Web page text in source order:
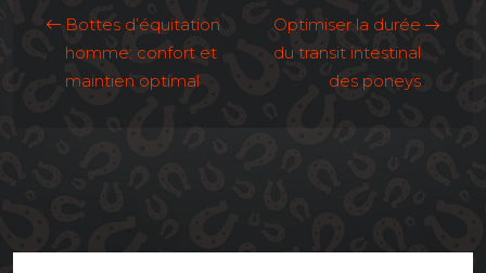
Bottes d’équitation
homme: confort et
maintien optimal
Optimiser la durée
du transit intestinal
des poneys